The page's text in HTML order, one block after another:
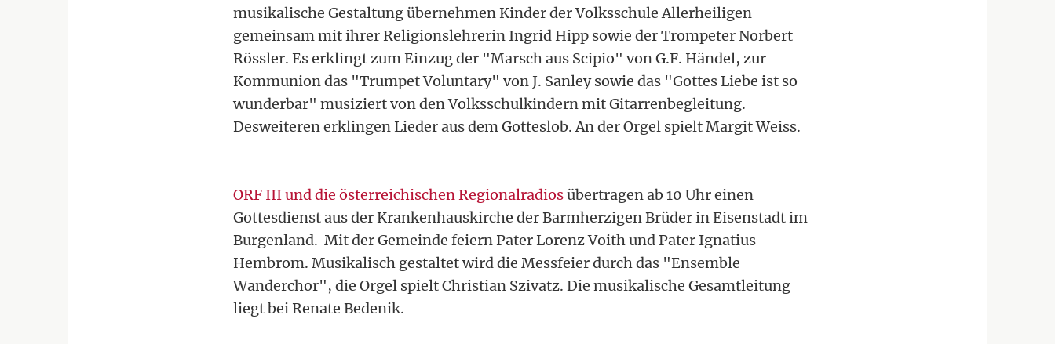
musikalische Gestaltung übernehmen Kinder der Volksschule Allerheiligen
gemeinsam mit ihrer Religionslehrerin Ingrid Hipp sowie der Trompeter Norbert
Rössler. Es erklingt zum Einzug der "Marsch aus Scipio" von G.F. Händel, zur
Kommunion das "Trumpet Voluntary" von J. Sanley sowie das "Gottes Liebe ist so
wunderbar" musiziert von den Volksschulkindern mit Gitarrenbegleitung.
Desweiteren erklingen Lieder aus dem Gotteslob. An der Orgel spielt Margit Weiss.
ORF III und die österreichischen Regionalradiosübertragen ab 10 Uhr einen
Gottesdienst aus der Krankenhauskirche der Barmherzigen Brüder in Eisenstadt im
Burgenland. Mit der Gemeinde feiern Pater Lorenz Voith und Pater Ignatius
Hembrom. Musikalisch gestaltet wird die Messfeier durch das "Ensemble
Wanderchor", die Orgel spielt Christian Szivatz. Die musikalische Gesamtleitung
liegt bei Renate Bedenik.